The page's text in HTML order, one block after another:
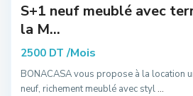
S+1 neuf meublé avec
la M...
2500 DT /Mois
BONACASA vous propose à la location
neuf, richement meublé avec styl...